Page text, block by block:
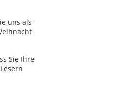
uns als
Sie Ihre